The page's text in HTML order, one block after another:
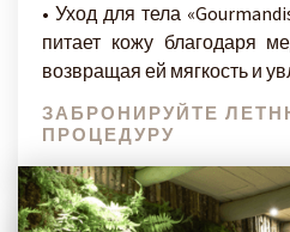
• Уход для тела
питает кожу благодаря
возвращая ей мягкость и
ЗАБРОНИРУЙТЕ
ПРОЦЕДУРУ